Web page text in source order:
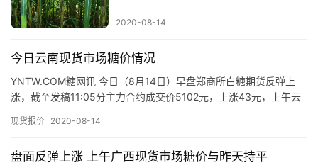
号
现
货
报
价
2020-08-14
今日云南现货市场糖价情况
YNTW.COM糖网讯 今日（8月14日）早盘郑商所白糖期货反弹上
涨，截至发稿11:05分主力合约成交价5102元，上涨43元，上午云
现货报价 2020-08-14
盘面反弹上涨 上午广西现货市场糖价与昨天持平